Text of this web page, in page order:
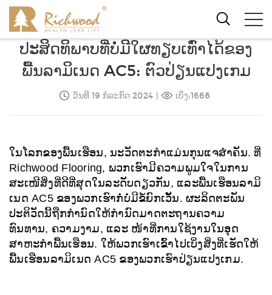
ປະສິດທິພາບທີ່ບໍ່ມີໃຜທຽບເທົ່າໄດ້ຂອງ
ພື້ນລາມິເນດ AC5: ຕົວປ່ຽນແປງເກມ
ວັນທີ 19 ກໍລະກົດ 2024 ເບິ່ງ:1668
ໃນໂລກຂອງພື້ນເຮືອນ, ນະວັດຕະກໍາແມ່ນກຸນແຈສໍາຄັນ. ທີ່
Richwood Flooring, ພວກເຮົາມີຄວາມພູມໃຈໃນການ
ສະເໜີສິ່ງທີ່ດີທີ່ສຸດໃນລະດັບດຽວກັນ, ແລະພື້ນເຮືອນລາມິ
ເນດ AC5 ຂອງພວກເຮົາກໍ່ບໍ່ມີຂໍ້ຍົກເວັ້ນ. ຜະລິດຕະພັນ
ປະຕິວັດນີ້ຖືກກຳນົດໃຫ້ກຳນົດມາດຕະຖານຄວາມ
ທົນທານ, ຄວາມງາມ, ແລະ ໜ້າທີ່ການໃຊ້ງານໃນອຸດ
ສາຫະກໍາພື້ນເຮືອນ. ໃຫ້ພວກເຮົາເຂົ້າໄປເບິ່ງສິ່ງທີ່ເຮັດໃຫ້
ພື້ນເຮືອນລາມິເນດ AC5 ຂອງພວກເຮົາປ່ຽນແປງເກມ.